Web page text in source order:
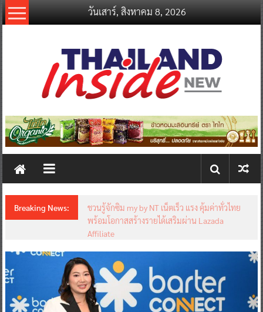
Skip
to
วันเสาร์, สิงหาคม 8, 2026
thailandinsidenew.com
Thailand
New
Breaking News:
ชวนรู้จักซิม my by NT เน็ตเร็ว แรง คุ้มค่าทั่วไทย
พร้อมโอกาสสร้างรายได้เสริมผ่าน Lazada
Affiliate